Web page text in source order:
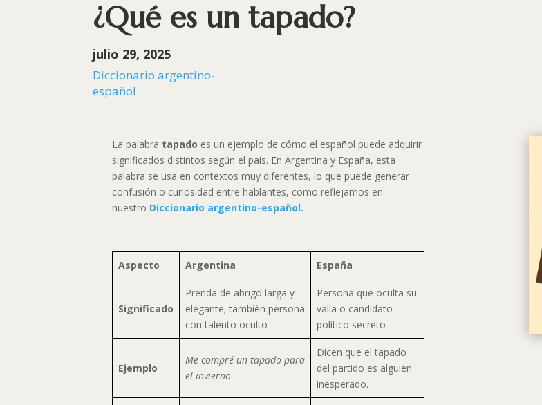
¿Qué es un tapado?
julio 29, 2025
Diccionario argentino-
español
La palabra tapado es un ejemplo de cómo el español puede adquirir
significados distintos según el país. En Argentina y España, esta
palabra se usa en contextos muy diferentes, lo que puede generar
confusión o curiosidad entre hablantes, como reflejamos en
nuestro Diccionario argentino-español.
Aspecto Argentina España
Significado
Prenda de abrigo larga y
elegante; también persona
con talento oculto
Persona que oculta su
valía o candidato
político secreto
Ejemplo
Me compré un tapado para
el invierno
Dicen que el tapado
del partido es alguien
inesperado.